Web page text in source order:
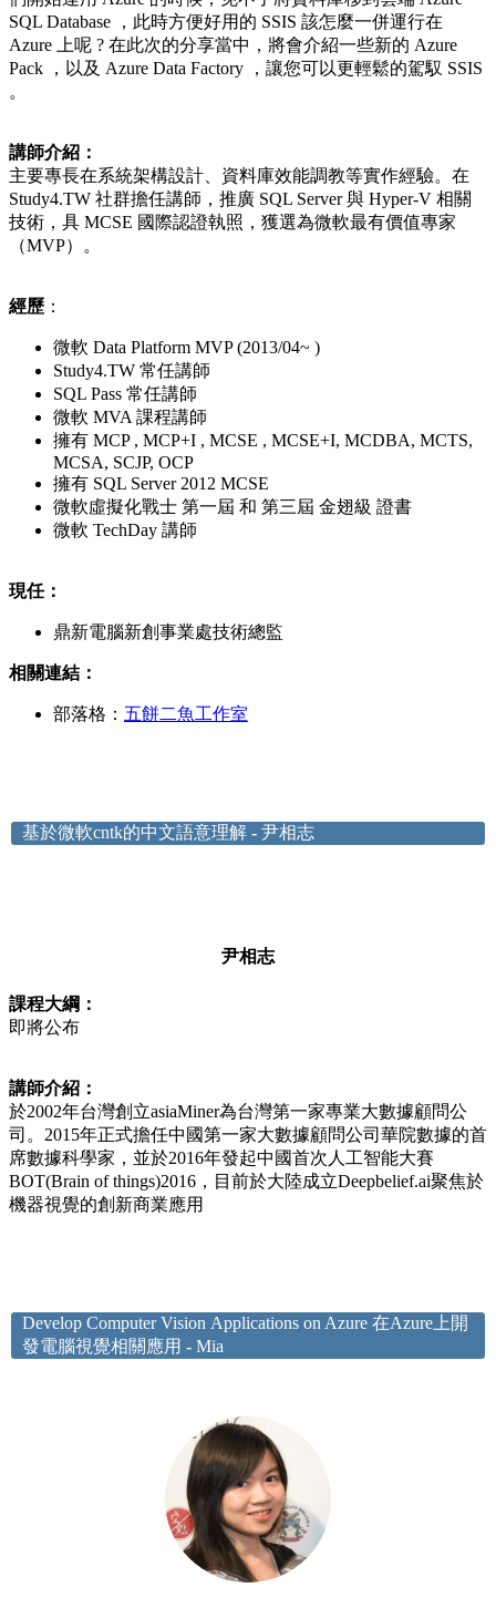
SQL Database ，此時方便好用的 SSIS 該怎麼一併運行在
Azure 上呢 ? 在此次的分享當中，將會介紹一些新的 Azure
Pack ，以及 Azure Data Factory ，讓您可以更輕鬆的駕馭 SSIS
。
講師介紹：
主要專長在系統架構設計、資料庫效能調教等實作經驗。在
Study4.TW 社群擔任講師，推廣 SQL Server 與 Hyper-V 相關
技術，具 MCSE 國際認證執照，獲選為微軟最有價值專家
（MVP）。
經歷 ：
微軟 Data Platform MVP (2013/04~ )
Study4.TW 常任講師
SQL Pass 常任講師
微軟 MVA 課程講師
擁有 MCP , MCP+I , MCSE , MCSE+I, MCDBA, MCTS,
MCSA, SCJP, OCP
擁有 SQL Server 2012 MCSE
微軟虛擬化戰士 第一屆 和 第三屆 金翅級 證書
微軟 TechDay 講師
現任：
鼎新電腦新創事業處技術總監
相關連結：
部落格： 五餅二魚工作室
基於微軟cntk的中文語意理解 - 尹相志
尹相志
課程大綱：
即將公布
講師介紹：
於2002年台灣創立asiaMiner為台灣第一家專業大數據顧問公
司。2015年正式擔任中國第一家大數據顧問公司華院數據的首
席數據科學家，並於2016年發起中國首次人工智能大賽
BOT(Brain of things)2016，目前於大陸成立Deepbelief.ai聚焦於
機器視覺的創新商業應用
Develop Computer Vision Applications on Azure 在Azure上開
發電腦視覺相關應用 - Mia